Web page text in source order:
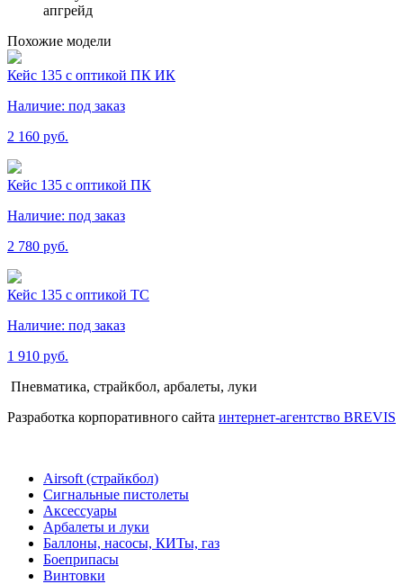
апгрейд
Похожие модели
Кейс 135 с оптикой ПК ИК
Наличие: под заказ
2 160 руб.
Кейс 135 с оптикой ПК
Наличие: под заказ
2 780 руб.
Кейс 135 с оптикой ТС
Наличие: под заказ
1 910 руб.
Пневматика, страйкбол, арбалеты, луки
Разработка корпоративного сайта интернет-агентство BREVIS
Airsoft (страйкбол)
Cигнальные пистолеты
Аксессуары
Арбалеты и луки
Баллоны, насосы, КИТы, газ
Боеприпасы
Винтовки